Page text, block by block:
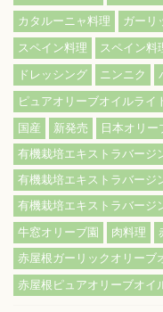
カタルーニャ料理
ガーリ
スペイン料理
スペイン料
ドレッシング
ニンニク
ピュアオリーブオイルライ
国産
新発売 日本オリー
有機栽培エキストラバー
有機栽培エキストラバージ
有機栽培エキストラバージ
牛窓オリーブ園
肉料理
赤屋根ガーリックオリーブ
赤屋根ピュアオリーブオイ